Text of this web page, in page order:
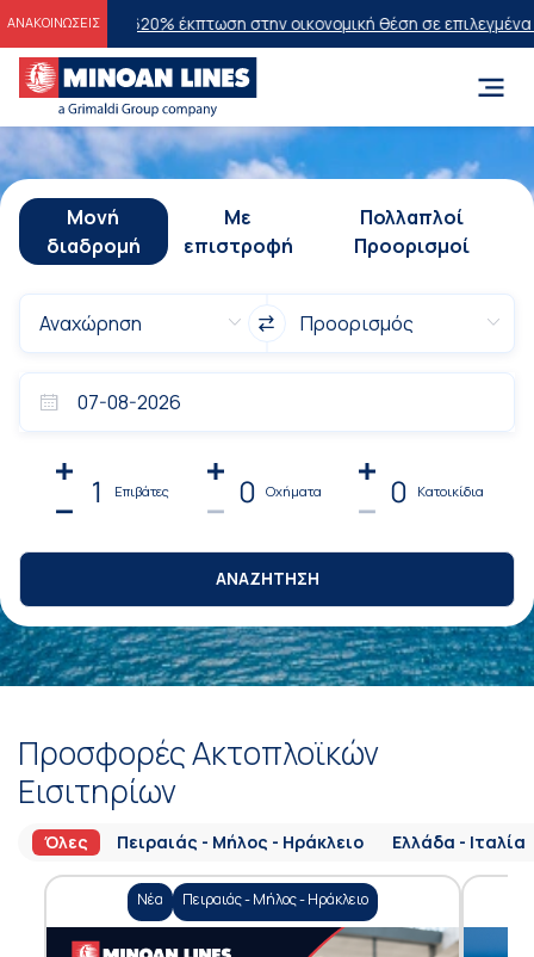
ΑΝΑΚΟΙΝΩΣΕΙΣ
202620% έκπτωση στην οικονομική θέση σε επιλεγμένα
Μονή
διαδρομή
Με
επιστροφή
Πολλαπλοί
Προορισμοί
1 Επιβάτες 0 Οχήματα 0 Κατοικίδια
ΑΝΑΖΗΤΗΣΗ
Προσφορές Ακτοπλοϊκών
Εισιτηρίων
Όλες Πειραιάς - Μήλος - Ηράκλειο Ελλάδα - Ιταλία
Νέα Πειραιάς - Μήλος - Ηράκλειο